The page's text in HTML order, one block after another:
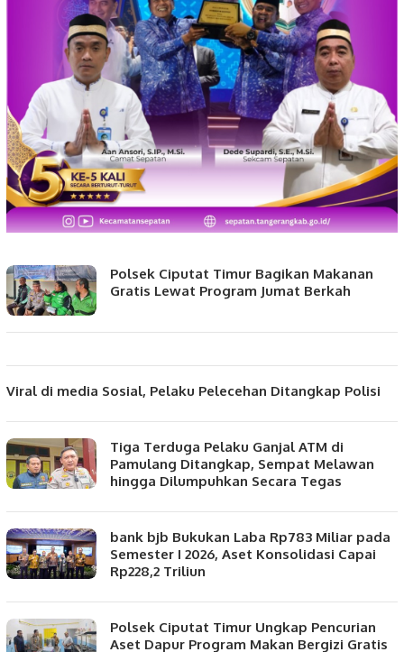
PUSTAKAKOTA.IDPolsek Ciputat Timur Bagikan Makanan
Gratis Lewat Program Jumat Berkah
Viral di media Sosial, Pelaku Pelecehan Ditangkap Polisi
Tiga Terduga Pelaku Ganjal ATM di
Pamulang Ditangkap, Sempat Melawan
hingga Dilumpuhkan Secara Tegas
bank bjb Bukukan Laba Rp783 Miliar pada
Semester I 2026, Aset Konsolidasi Capai
Rp228,2 Triliun
Polsek Ciputat Timur Ungkap Pencurian
Aset Dapur Program Makan Bergizi Gratis